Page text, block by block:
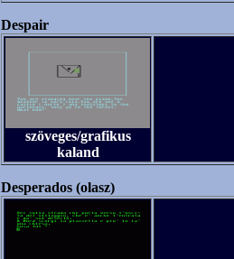
Despair
szöveges/grafikus
kaland
Desperados (olasz)